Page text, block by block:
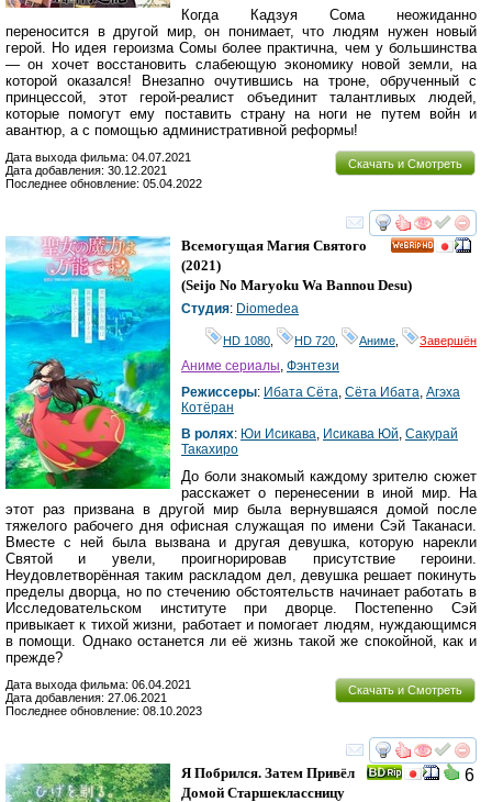
Когда Кадзуя Сома неожиданно
переносится в другой мир, он понимает, что людям нужен новый
герой. Но идея героизма Сомы более практична, чем у большинства
— он хочет восстановить слабеющую экономику новой земли, на
которой оказался! Внезапно очутившись на троне, обрученный с
принцессой, этот герой-реалист объединит талантливых людей,
которые помогут ему поставить страну на ноги не путем войн и
авантюр, а с помощью административной реформы!
Скачать и Смотреть
Дата выхода фильма: 04.07.2021
Дата добавления: 30.12.2021
Последнее обновление: 05.04.2022
смотреть
Всемогущая Магия Святого
(2021)
(Seijo No Maryoku Wa Bannou Desu)
Студия: Diomedea
HD 1080 HD 720 Аниме Завершён
Аниме сериалы, Фэнтези
Режиссеры: Ибата Сёта, Сёта Ибата, Агэха
Котёран
В ролях: Юи Исикава, Исикава Юй, Сакурай
Такахиро
До боли знакомый каждому зрителю сюжет
расскажет о перенесении в иной мир. На
этот раз призвана в другой мир была вернувшаяся домой после
тяжелого рабочего дня офисная служащая по имени Сэй Таканаси.
Вместе с ней была вызвана и другая девушка, которую нарекли
Святой и увели, проигнорировав присутствие героини.
Неудовлетворённая таким раскладом дел, девушка решает покинуть
пределы дворца, но по стечению обстоятельств начинает работать в
Исследовательском институте при дворце. Постепенно Сэй
привыкает к тихой жизни, работает и помогает людям, нуждающимся
в помощи. Однако останется ли её жизнь такой же спокойной, как и
прежде?
Скачать и Смотреть
Дата выхода фильма: 06.04.2021
Дата добавления: 27.06.2021
Последнее обновление: 08.10.2023
смотреть
6
Я Побрился. Затем Привёл
Домой Старшеклассницу